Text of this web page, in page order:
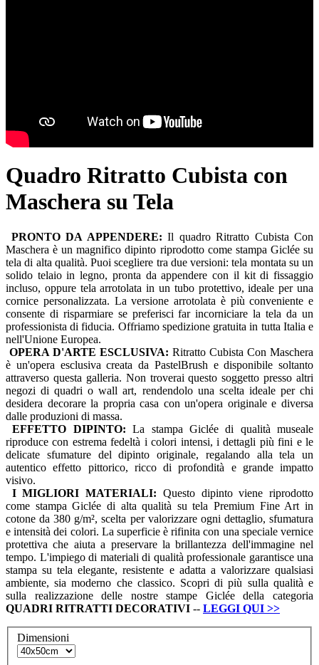
Quadro Ritratto Cubista con
Maschera su Tela
PRONTO DA APPENDERE: Il quadro Ritratto Cubista Con
Maschera è un magnifico dipinto riprodotto come stampa Giclée su
tela di alta qualità. Puoi scegliere tra due versioni: tela montata su un
solido telaio in legno, pronta da appendere con il kit di fissaggio
incluso, oppure tela arrotolata in un tubo protettivo, ideale per una
cornice personalizzata. La versione arrotolata è più conveniente e
consente di risparmiare se preferisci far incorniciare la tela da un
professionista di fiducia. Offriamo spedizione gratuita in tutta Italia e
nell'Unione Europea.
OPERA D'ARTE ESCLUSIVA: Ritratto Cubista Con Maschera
è un'opera esclusiva creata da PastelBrush e disponibile soltanto
attraverso questa galleria. Non troverai questo soggetto presso altri
negozi di quadri o wall art, rendendolo una scelta ideale per chi
desidera decorare la propria casa con un'opera originale e diversa
dalle produzioni di massa.
EFFETTO DIPINTO: La stampa Giclée di qualità museale
riproduce con estrema fedeltà i colori intensi, i dettagli più fini e le
delicate sfumature del dipinto originale, regalando alla tela un
autentico effetto pittorico, ricco di profondità e grande impatto
visivo.
I MIGLIORI MATERIALI: Questo dipinto viene riprodotto
come stampa Giclée di alta qualità su tela Premium Fine Art in
cotone da 380 g/m², scelta per valorizzare ogni dettaglio, sfumatura
e intensità dei colori. La superficie è rifinita con una speciale vernice
protettiva che aiuta a preservare la brillantezza dell'immagine nel
tempo. L'impiego di materiali di qualità professionale garantisce una
stampa su tela elegante, resistente e adatta a valorizzare qualsiasi
ambiente, sia moderno che classico. Scopri di più sulla qualità e
sulla realizzazione delle nostre stampe Giclée della categoria
QUADRI RITRATTI DECORATIVI -- LEGGI QUI >>
Dimensioni